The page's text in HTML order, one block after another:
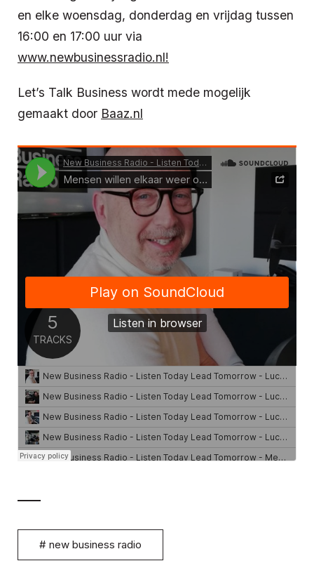
en elke woensdag, donderdag en vrijdag tussen
16:00 en 17:00 uur via
www.newbusinessradio.nl!
Let’s Talk Business wordt mede mogelijk
gemaakt door Baaz.nl
# new business radio